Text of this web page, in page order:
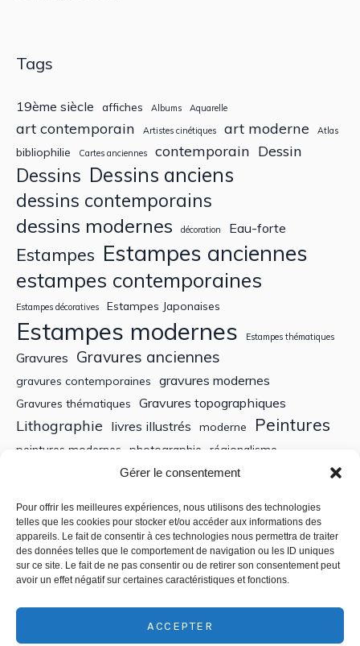
Gérer le consentement
Pour offrir les meilleures expériences, nous utilisons des technologies
telles que les cookies pour stocker et/ou accéder aux informations des
appareils. Le fait de consentir à ces technologies nous permettra de traiter
des données telles que le comportement de navigation ou les ID uniques
sur ce site. Le fait de ne pas consentir ou de retirer son consentement peut
avoir un effet négatif sur certaines caractéristiques et fonctions.
ACCEPTER
Tags
19ème siècle affiches Albums Aquarelle
art contemporain Artistes cinétiques art moderne Atlas
bibliophilie Cartes anciennes contemporain Dessin
Dessins Dessins anciens
dessins contemporains
dessins modernes décoration Eau-forte
Estampes Estampes anciennes
estampes contemporaines
Estampes décoratives Estampes Japonaises
Estampes modernes Estampes thématiques
Gravures Gravures anciennes
gravures contemporaines gravures modernes
Gravures thématiques Gravures topographiques
Lithographie livres illustrés moderne Peintures
peintures modernes photographie régionalisme
Tableaux anciens XIXe siècle
Recherche